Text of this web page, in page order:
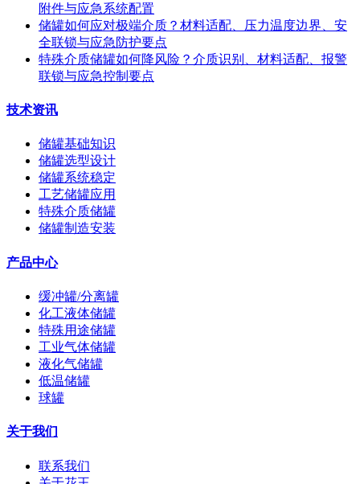
附件与应急系统配置
储罐如何应对极端介质？材料适配、压力温度边界、安
全联锁与应急防护要点
特殊介质储罐如何降风险？介质识别、材料适配、报警
联锁与应急控制要点
技术资讯
储罐基础知识
储罐选型设计
储罐系统稳定
工艺储罐应用
特殊介质储罐
储罐制造安装
产品中心
缓冲罐/分离罐
化工液体储罐
特殊用途储罐
工业气体储罐
液化气储罐
低温储罐
球罐
关于我们
联系我们